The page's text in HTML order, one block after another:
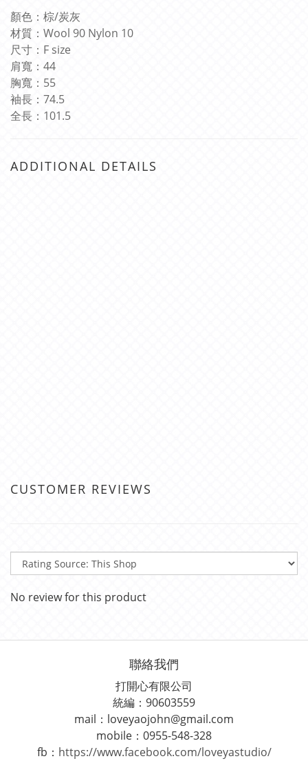
顏色：棕/炭灰
材質： Wool 90 Nylon 10
尺寸： F size
肩寬：44
胸寬： 55
袖長： 74.5
全長： 101.5
ADDITIONAL DETAILS
CUSTOMER REVIEWS
No review for this product
聯絡我們
打開心有限公司
統編：90603559
mail：loveyaojohn@gmail.com
mobile：0955-548-328
fb： https://www.facebook.com/loveyastudio/